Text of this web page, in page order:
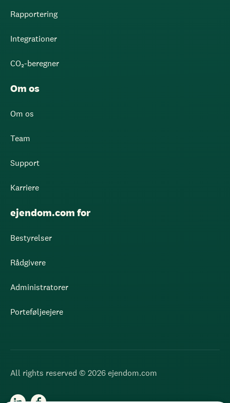
Rapportering
Integrationer
CO₂-beregner
Om os
Om os
Team
Support
Karriere
ejendom.com for
Bestyrelser
Rådgivere
Administratorer
Porteføljeejere
All rights reserved © 2026 ejendom.com